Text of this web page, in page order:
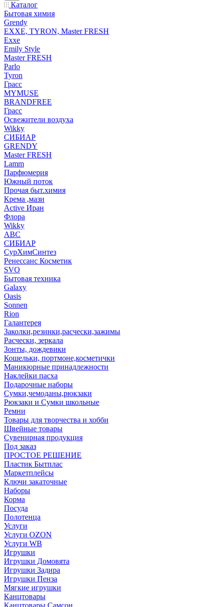
Каталог
Бытовая химия
Grendy
EXXE, TYRON, Master FRESH
Exxe
Emily Style
Master FRESH
Parlo
Tyron
Грасс
MYMUSE
BRANDFREE
Грасс
Освежители воздуха
Wikky
СИБИАР
GRENDY
Master FRESH
Lamm
Парфюмерия
Южный поток
Прочая быт.химия
Крема ,мази
Аctive Иран
Флора
Wikky
АВС
СИБИАР
СурХимСинтез
Ренессанс Косметик
SVO
Бытовая техника
Galaxy
Oasis
Sonnen
Rion
Галантерея
Заколки,резинки,расчески,зажимы
Расчески, зеркала
Зонты, дождевики
Кошельки, портмоне,косметички
Маникюрные принадлежности
Наклейки пасха
Подарочные наборы
Сумки,чемоданы,рюкзаки
Рюкзаки и Сумки школьные
Ремни
Товары для творчества и хобби
Швейные товары
Сувенирная продукция
Под заказ
ПРОСТОЕ РЕШЕНИЕ
Пластик Бытплас
Маркетплейсы
Ключи закаточные
Наборы
Корма
Посуда
Полотенца
Услуги
Услуги OZON
Услуги WB
Игрушки
Игрушки Домовята
Игрушки Задира
Игрушки Пенза
Мягкие игрушки
Канцтовары
Канцтовары Самсон